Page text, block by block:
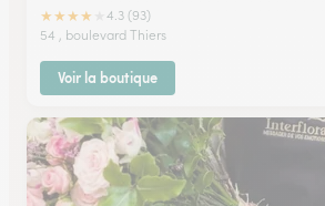
★★★★
4.3 (93)
54 , boulevard Thiers
Voir la boutique